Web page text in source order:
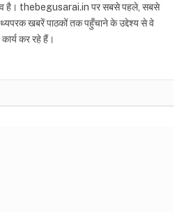
है। thebegusarai.in पर सबसे पहले, सबसे
खबरें पाठकों तक पहुँचाने के उद्देश्य से वे
कर रहे हैं।